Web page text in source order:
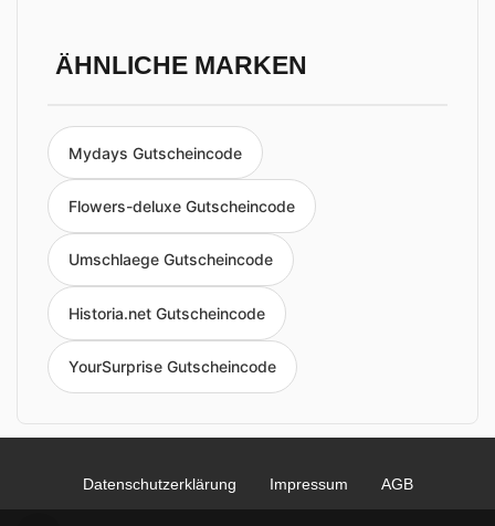
ÄHNLICHE MARKEN
Mydays Gutscheincode
Flowers-deluxe Gutscheincode
Umschlaege Gutscheincode
Historia.net Gutscheincode
YourSurprise Gutscheincode
Datenschutzerklärung Impressum AGB